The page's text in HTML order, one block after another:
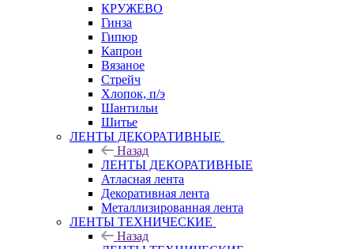
КРУЖЕВО
Гинза
Гипюр
Капрон
Вязаное
Стрейч
Хлопок, п/э
Шантильи
Шитье
ЛЕНТЫ ДЕКОРАТИВНЫЕ
Назад
ЛЕНТЫ ДЕКОРАТИВНЫЕ
Атласная лента
Декоративная лента
Металлизированная лента
ЛЕНТЫ ТЕХНИЧЕСКИЕ
Назад